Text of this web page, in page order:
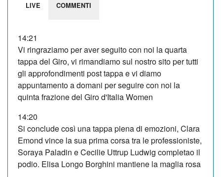
LIVE COMMENTI
14:21
Vi ringraziamo per aver seguito con noi la quarta
tappa del Giro, vi rimandiamo sul nostro sito per tutti
gli approfondimenti post tappa e vi diamo
appuntamento a domani per seguire con noi la
quinta frazione del Giro d'Italia Women
14:20
Si conclude così una tappa piena di emozioni, Clara
Emond vince la sua prima corsa tra le professioniste,
Soraya Paladin e Cecilie Uttrup Ludwig completao il
podio. Elisa Longo Borghini mantiene la maglia rosa